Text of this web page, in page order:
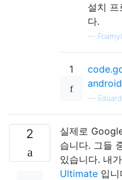
설치 프
다.
—
1
android
—
2
실제로
습니다. 그들
있습니다. 내
Ultimate 입니